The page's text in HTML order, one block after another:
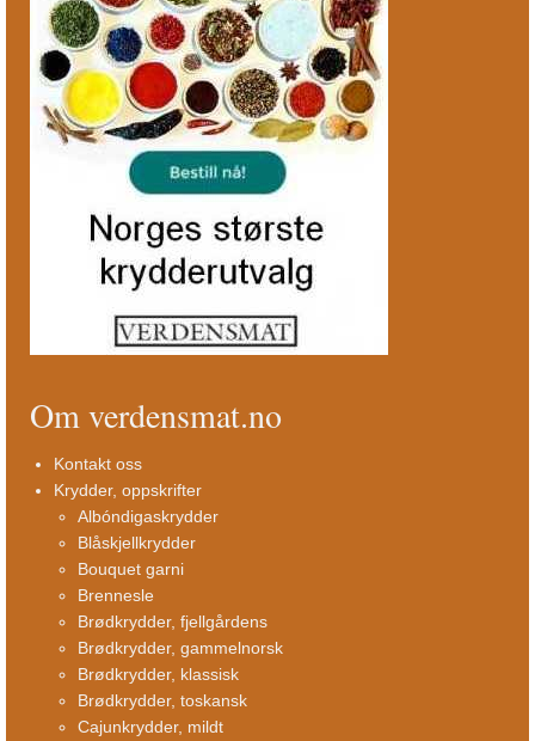
Om verdensmat.no
Kontakt oss
Krydder, oppskrifter
Albóndigaskrydder
Blåskjellkrydder
Bouquet garni
Brennesle
Brødkrydder, fjellgårdens
Brødkrydder, gammelnorsk
Brødkrydder, klassisk
Brødkrydder, toskansk
Cajunkrydder, mildt